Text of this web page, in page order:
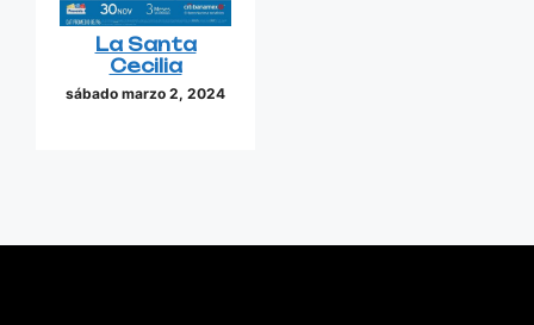
La Santa
Cecilia
sábado marzo 2, 2024